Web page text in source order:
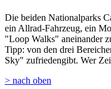
Die beiden Nationalparks
ein Allrad-Fahrzeug, ein
"Loop Walks" aneinander
Tipp: von den drei
Sky" zufriedengibt. Wer
> nach oben